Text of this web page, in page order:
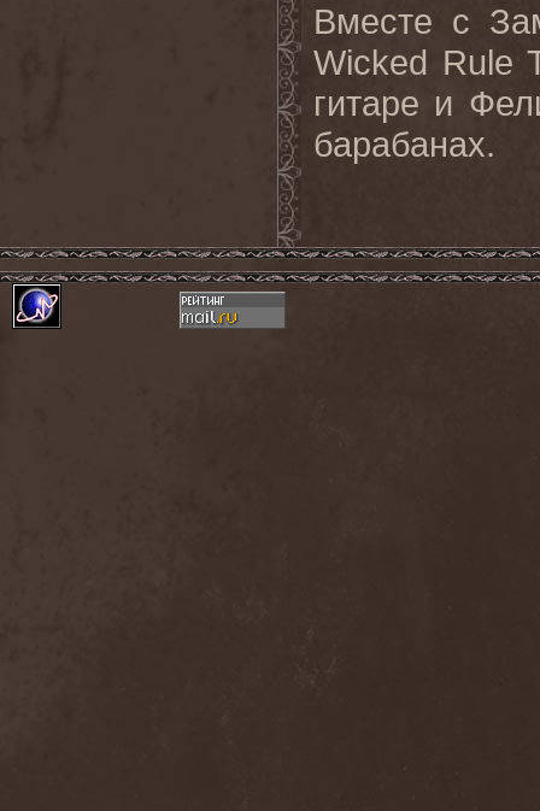
Вместе с
Wicked Rule
гитаре и
барабанах.